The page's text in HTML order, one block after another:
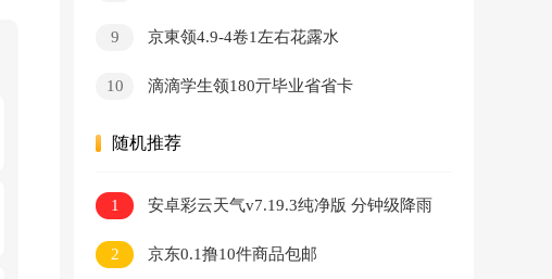
9 京東领4.9-4卷1左右花露水
10 滴滴学生领180亓毕业省省卡
随机推荐
1
安卓彩云天气v7.19.3纯净版 分钟级降雨
预报
2
京东0.1撸10件商品包邮